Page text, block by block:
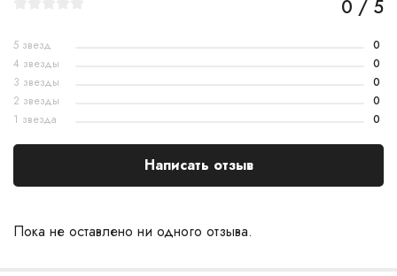
Пока не оставлено ни одного отзыва.
0 / 5
5 звезд
0
4 звезды
0
3 звезды
0
2 звезды
0
1 звезда
0
Написать отзыв